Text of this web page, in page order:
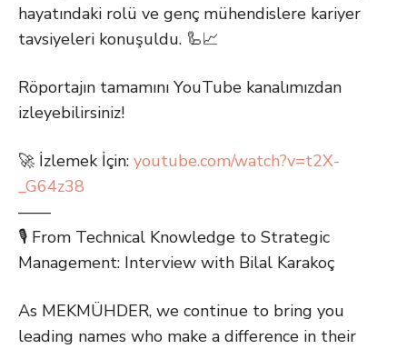
hayatındaki rolü ve genç mühendislere kariyer
tavsiyeleri konuşuldu. 🦾📈
Röportajın tamamını YouTube kanalımızdan
izleyebilirsiniz!
🚀 İzlemek İçin: youtube.com/watch?v=t2X-
_G64z38
——
🎙️ From Technical Knowledge to Strategic
Management: Interview with Bilal Karakoç
As MEKMÜHDER, we continue to bring you
leading names who make a difference in their